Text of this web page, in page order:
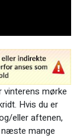
vinterens mørke
Hvis du er
eller aftenen,
mange